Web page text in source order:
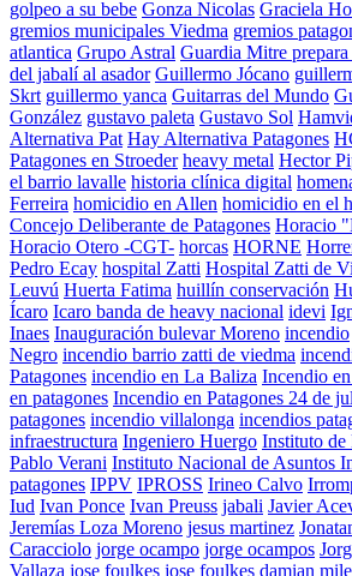
golpeo a su bebe Gonza Nicolas Graciela
gremios municipales Viedma gremios
atlantica Grupo Astral Guardia Mitre
del jabalí al asador Guillermo Jócano
Skrt guillermo yanca Guitarras del Mundo
González gustavo paleta Gustavo Sol
Alternativa Pat Hay Alternativa Patagones
Patagones en Stroeder heavy metal Hector
el barrio lavalle historia clínica digital
Ferreira homicidio en Allen homicidio en el
Concejo Deliberante de Patagones Horacio
Horacio Otero -CGT- horcas HORNE
Pedro Ecay hospital Zatti Hospital Zatti de
Leuvú Huerta Fatima huillín conservación
Ícaro Icaro banda de heavy nacional idevi
Inaes Inauguración bulevar Moreno incendio
Negro incendio barrio zatti de viedma
Patagones incendio en La Baliza Incendio
en patagones Incendio en Patagones 24 de
patagones incendio villalonga incendios
infraestructura Ingeniero Huergo Instituto de
Pablo Verani Instituto Nacional de Asuntos
patagones IPPV IPROSS Irineo Calvo
Iud Ivan Ponce Ivan Preuss jabali Javier
Jeremías Loza Moreno jesus martinez
Caracciolo jorge ocampo jorge ocampos
Vallaza jose foulkes jose foulkes damian